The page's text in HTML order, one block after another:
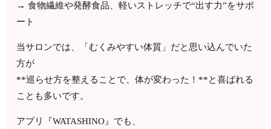
→ 食物繊維や発酵食品、軽いストレッチで“出す力”をサポ
ート
当サロンでは、「むくみやすい体質」だと思い込んでいた
方が
**巡らせ方を整えることで、体が変わった！**と喜ばれる
ことも多いです。
アプリ『WATASHINO』でも、